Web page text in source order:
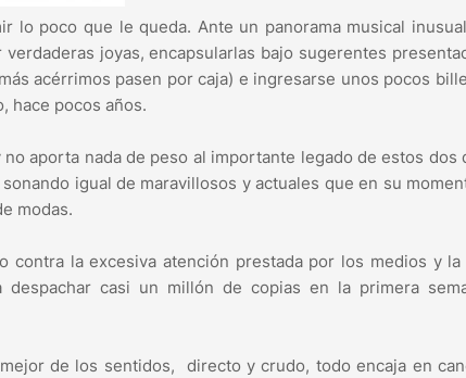
lo poco que le queda. Ante un panorama musical
joyas, encapsularlas bajo sugerentes
acérrimos pasen por caja) e ingresarse unos pocos
hace pocos años.
aporta nada de peso al importante legado de estos dos
igual de maravillosos y actuales que en su
modas.
la excesiva atención prestada por los medios y
casi un millón de copias en la primera
de los sentidos, directo y crudo, todo encaja en